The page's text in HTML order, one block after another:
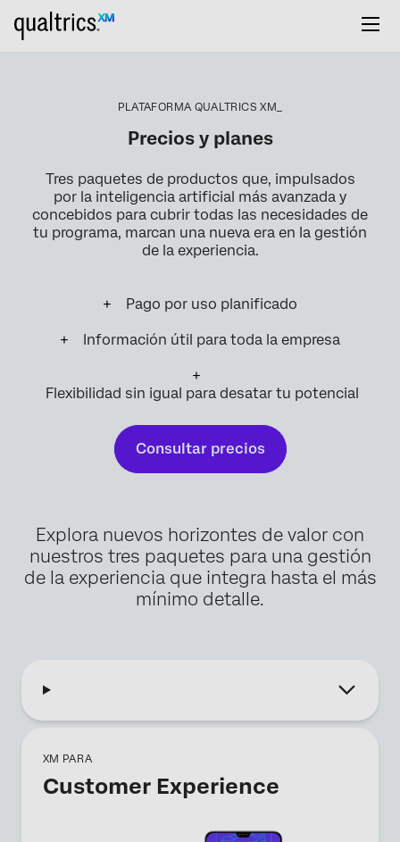
PLATAFORMA QUALTRICS XM_
Precios y planes
Tres paquetes de productos que, impulsados
por la inteligencia artificial más avanzada y
concebidos para cubrir todas las necesidades de
tu programa, marcan una nueva era en la gestión
de la experiencia.
Pago por uso planificado
Información útil para toda la empresa
Flexibilidad sin igual para desatar tu potencial
Consultar precios
Explora nuevos horizontes de valor con
nuestros tres paquetes para una gestión
de la experiencia que integra hasta el más
mínimo detalle.
XM PARA
Customer Experience